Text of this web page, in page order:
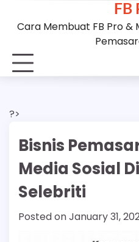
FB
Cara Membuat FB Pro
?>
Bisnis
Media Sosial
Selebriti
Posted onJanuary 31,